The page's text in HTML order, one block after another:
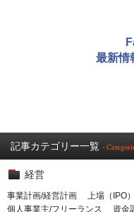
最新情
記事カテゴリー一覧 -
経営
事業計画/経営計画 上場（IPO）
個人事業主/フリーランス
資金